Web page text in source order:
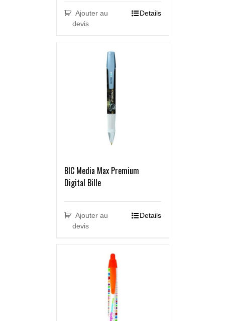
Ajouter au
devis
Details
BIC Media Max Premium
Digital Bille
Ajouter au
devis
Details